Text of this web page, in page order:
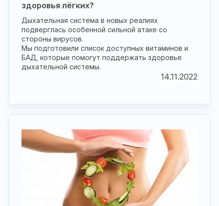
здоровья лёгких?
Дыхательная система в новых реалиях
подверглась особенной сильной атаке со
стороны вирусов.
Мы подготовили список доступных витаминов и
БАД, которые помогут поддержать здоровье
дыхательной системы.
14.11.2022